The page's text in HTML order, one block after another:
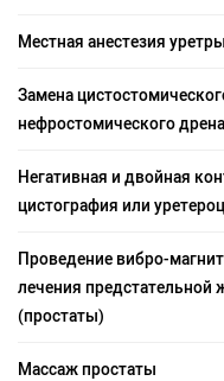
Местная анестезия уретры
Замена
нефростомического
Негативная и двойная
цистография или
Проведение вибро-
лечения предстательной
(простаты)
Массаж простаты